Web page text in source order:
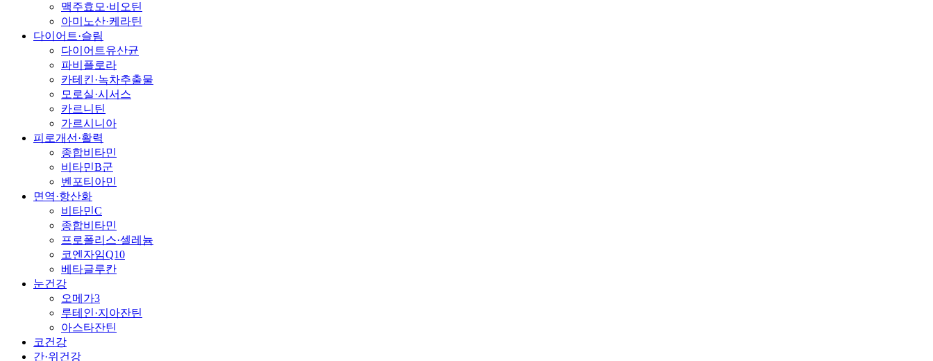
맥주효모·비오틴
아미노산·케라틴
다이어트·슬림
다이어트유산균
파비플로라
카테킨·녹차추출물
모로실·시서스
카르니틴
가르시니아
피로개선·활력
종합비타민
비타민B군
벤포티아민
면역·항산화
비타민C
종합비타민
프로폴리스·셀레늄
코엔자임Q10
베타글루칸
눈건강
오메가3
루테인·지아잔틴
아스타잔틴
코건강
간·위건강